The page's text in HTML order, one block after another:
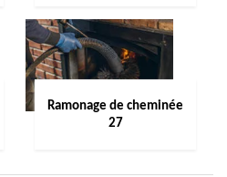
Ramonage de cheminée
27